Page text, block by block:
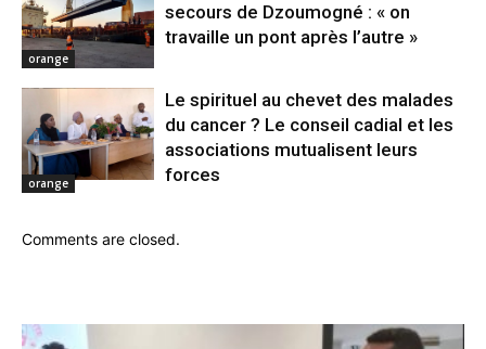
orange
secours de Dzoumogné : « on
travaille un pont après l’autre »
orange
Le spirituel au chevet des malades
du cancer ? Le conseil cadial et les
associations mutualisent leurs
forces
Comments are closed.